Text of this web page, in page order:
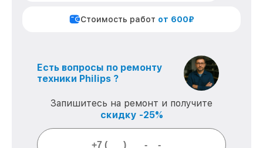
Стоимость работ от 600₽
Есть вопросы по ремонту
техники Philips ?
Запишитесь на ремонт и получите
скидку -25%